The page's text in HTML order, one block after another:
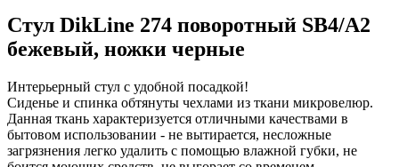
Стул DikLine 274 поворотный SB4/A2
бежевый, ножки черные
Интерьерный стул с удобной посадкой!
Сиденье и спинка обтянуты чехлами из ткани микровелюр.
Данная ткань характеризуется отличными качествами в
бытовом использовании - не вытирается, несложные
загрязнения легко удалить с помощью влажной губки, не